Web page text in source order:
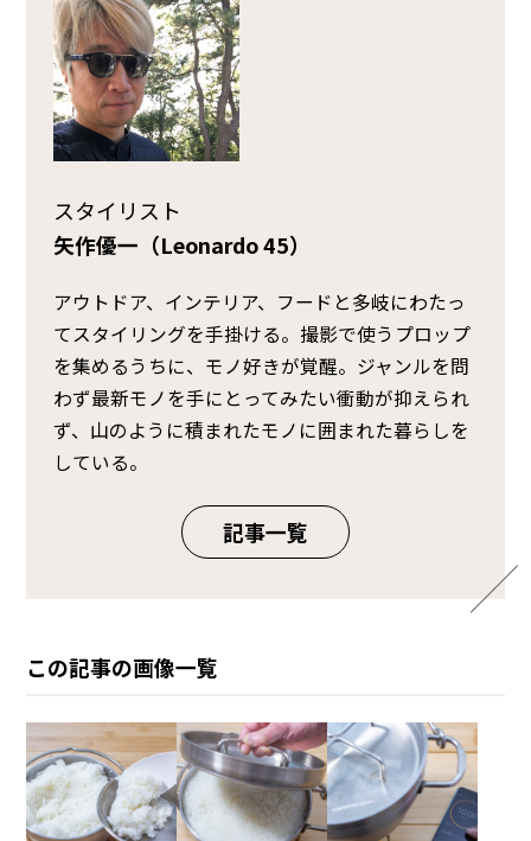
スタイリスト
矢作優一（Leonardo 45）
アウトドア、インテリア、フードと多岐にわたっ
てスタイリングを手掛ける。撮影で使うプロップ
を集めるうちに、モノ好きが覚醒。ジャンルを問
わず最新モノを手にとってみたい衝動が抑えられ
ず、山のように積まれたモノに囲まれた暮らしを
している。
記事一覧
この記事の画像一覧